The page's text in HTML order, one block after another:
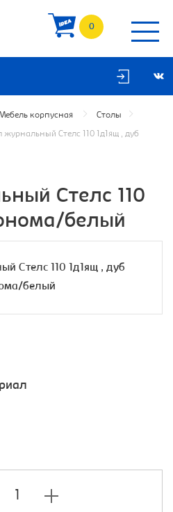
0
корпусная Столы
журнальный Стелс 110 1д1ящ , дуб
Стелс 110
белый